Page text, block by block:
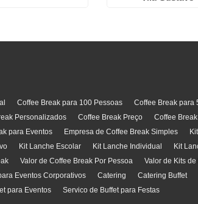
Coffee Break para 100 Pessoas Coffee Break para
Personalizados Coffee Break Preço Coffee
para Eventos Empresa de Coffee Break Simples
Kit Lanche Escolar Kit Lanche Individual Kit
Valor de Coffee Break Por Pessoa Valor de Kits
Eventos Corporativos Catering Catering Buffet
para Eventos Servico de Buffet para Festas